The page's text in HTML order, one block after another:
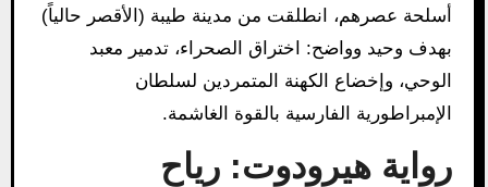
أسلحة عصرهم، انطلقت من مدينة طيبة (الأقصر حالياً)
بهدف وحيد وواضح: اختراق الصحراء، تدمير معبد
الوحي، وإخضاع الكهنة المتمردين لسلطان
الإمبراطورية الفارسية بالقوة الغاشمة.
رواية هيرودوت: رياح